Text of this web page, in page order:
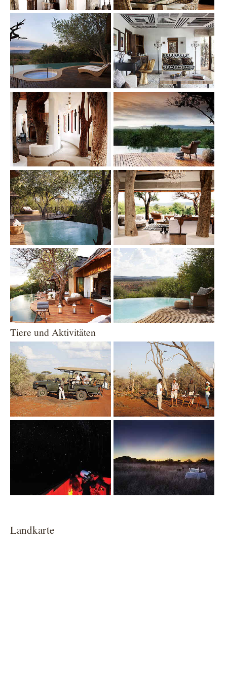
Show larger version Show larger version
Show larger version Show larger version
Show larger version Show larger version
Show larger version Show larger version
Tiere und Aktivitäten
Show larger version Show larger version
Show larger version
Landkarte